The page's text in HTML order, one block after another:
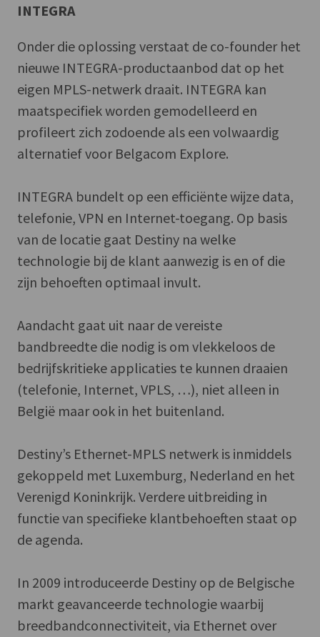
INTEGRA
Onder die oplossing verstaat de co-founder het
nieuwe INTEGRA-productaanbod dat op het
eigen MPLS-netwerk draait. INTEGRA kan
maatspecifiek worden gemodelleerd en
profileert zich zodoende als een volwaardig
alternatief voor Belgacom Explore.
INTEGRA bundelt op een efficiënte wijze data,
telefonie, VPN en Internet-toegang. Op basis
van de locatie gaat Destiny na welke
technologie bij de klant aanwezig is en of die
zijn behoeften optimaal invult.
Aandacht gaat uit naar de vereiste
bandbreedte die nodig is om vlekkeloos de
bedrijfskritieke applicaties te kunnen draaien
(telefonie, Internet, VPLS, …), niet alleen in
België maar ook in het buitenland.
Destiny’s Ethernet-MPLS netwerk is inmiddels
gekoppeld met Luxemburg, Nederland en het
Verenigd Koninkrijk. Verdere uitbreiding in
functie van specifieke klantbehoeften staat op
de agenda.
In 2009 introduceerde Destiny op de Belgische
markt geavanceerde technologie waarbij
breedbandconnectiviteit, via Ethernet over